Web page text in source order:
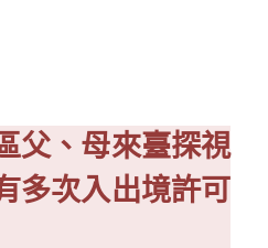
父、母來臺探視
多次入出境許可